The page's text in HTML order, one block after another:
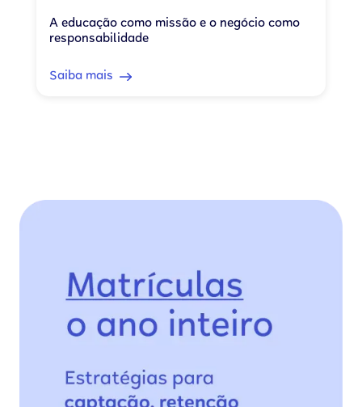
A educação como missão e o negócio como
responsabilidade
Saiba mais